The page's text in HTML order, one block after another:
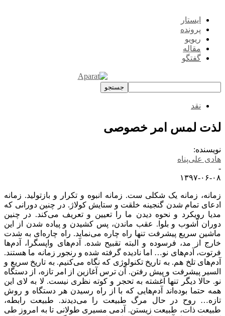
ایستار
پرونده
ریویو
مقاله
گفتگو
نقد
لذت لمس امر خصوصی
نویسنده:
هادی علی‌پناه
-
۱۳۹۷-۰۶-۰۸
زمانه، زمانه یک شکلی ست. زمانه انبوه و تکرار و بازتولید. زمانه
ادعای تمام شدن گنجینه خلقت و ستایش کولاژ. در چنین دورانی که
مدیا رویکرد و نحوه دیدن ما را تعیین و تعریف می‌کند. در چنین
دوران آشوب و بلوا. عقب ماندن، پس کشیدن و پیاده شدن از این
ماشین سریع پیشرفت تنها راه چاره می‌نماید. راه چاره‌ای به شدت
خارج از مد، فرسوده و البته تقبیح شده. آدم‌های واپسگرا، آدم‌ها
فرتوت، آدم‌های نو… اما نادیده گرفته شده و رنجور زمانه ما هستند.
آدم‌های تلخ هم. به تاریخ تکنولوژی که نگاه می‌کنیم. به تاریخ سریع و
السیر پیشرفت و پیش رفتن. آن ترس آغازین از امر تازه، از دستگاه
نو. حالا دیگر تنها آغشته به تحجر و کوته نظری نیست. لا به لای این
همه حتما بوده‌اند آدم‌هایی که با از راه رسیدن هر دستگاه و روش
تازه… روح در حال مرگ طبیعت را می‌دیدند. طبیعت رابطه،
طبیعت ذات، طبیعت زیستن. آدمی مسیری طولانی تا به امروز طی